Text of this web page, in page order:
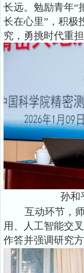
长远。勉励青年“
长在心里”，积极
究，勇挑时代重担
孙和
互动环节，
用、人工智能交
作答并强调研究